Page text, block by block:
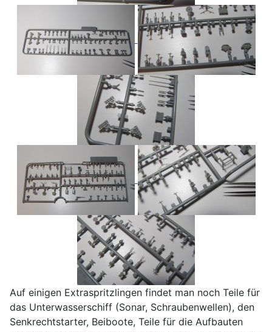
Auf einigen Extraspritzlingen findet man noch Teile für
das Unterwasserschiff (Sonar, Schraubenwellen), den
Senkrechtstarter, Beiboote, Teile für die Aufbauten